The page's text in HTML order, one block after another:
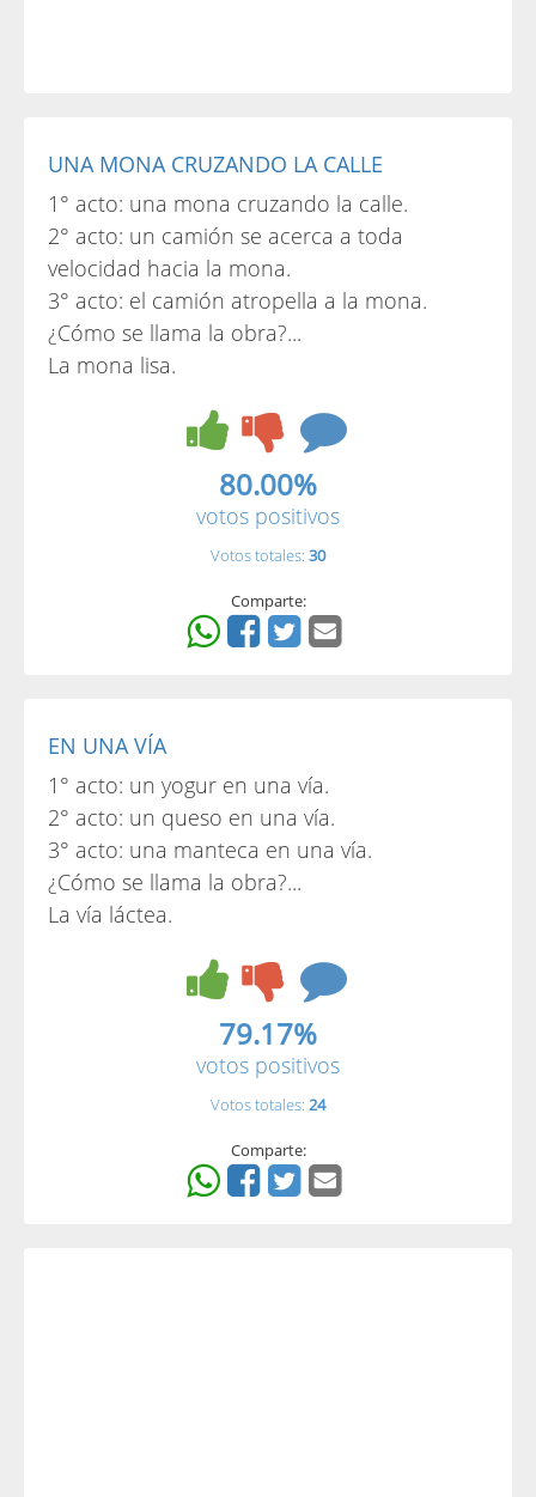
UNA MONA CRUZANDO LA CALLE
1° acto: una mona cruzando la calle.
2° acto: un camión se acerca a toda
velocidad hacia la mona.
3° acto: el camión atropella a la mona.
¿Cómo se llama la obra?...
La mona lisa.
80.00%
votos positivos
Votos totales: 30
Comparte:
EN UNA VÍA
1° acto: un yogur en una vía.
2° acto: un queso en una vía.
3° acto: una manteca en una vía.
¿Cómo se llama la obra?...
La vía láctea.
79.17%
votos positivos
Votos totales: 24
Comparte: